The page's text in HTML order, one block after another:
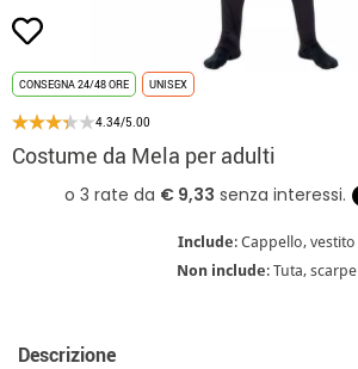
CONSEGNA 24/48 ORE UNISEX
4.34/5.00
Costume da Mela per adulti
Include: Cappello, vestito
Non include: Tuta, scarpe
Descrizione